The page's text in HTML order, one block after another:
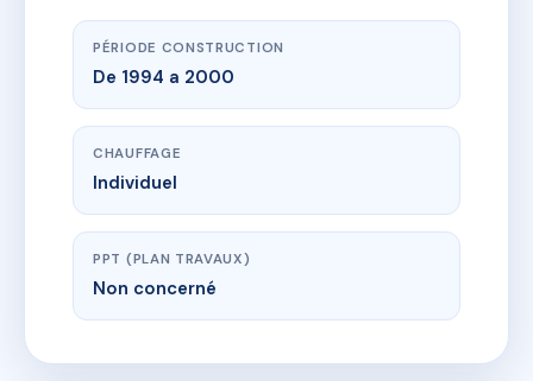
PÉRIODE CONSTRUCTION
De 1994 a 2000
CHAUFFAGE
Individuel
PPT (PLAN TRAVAUX)
Non concerné